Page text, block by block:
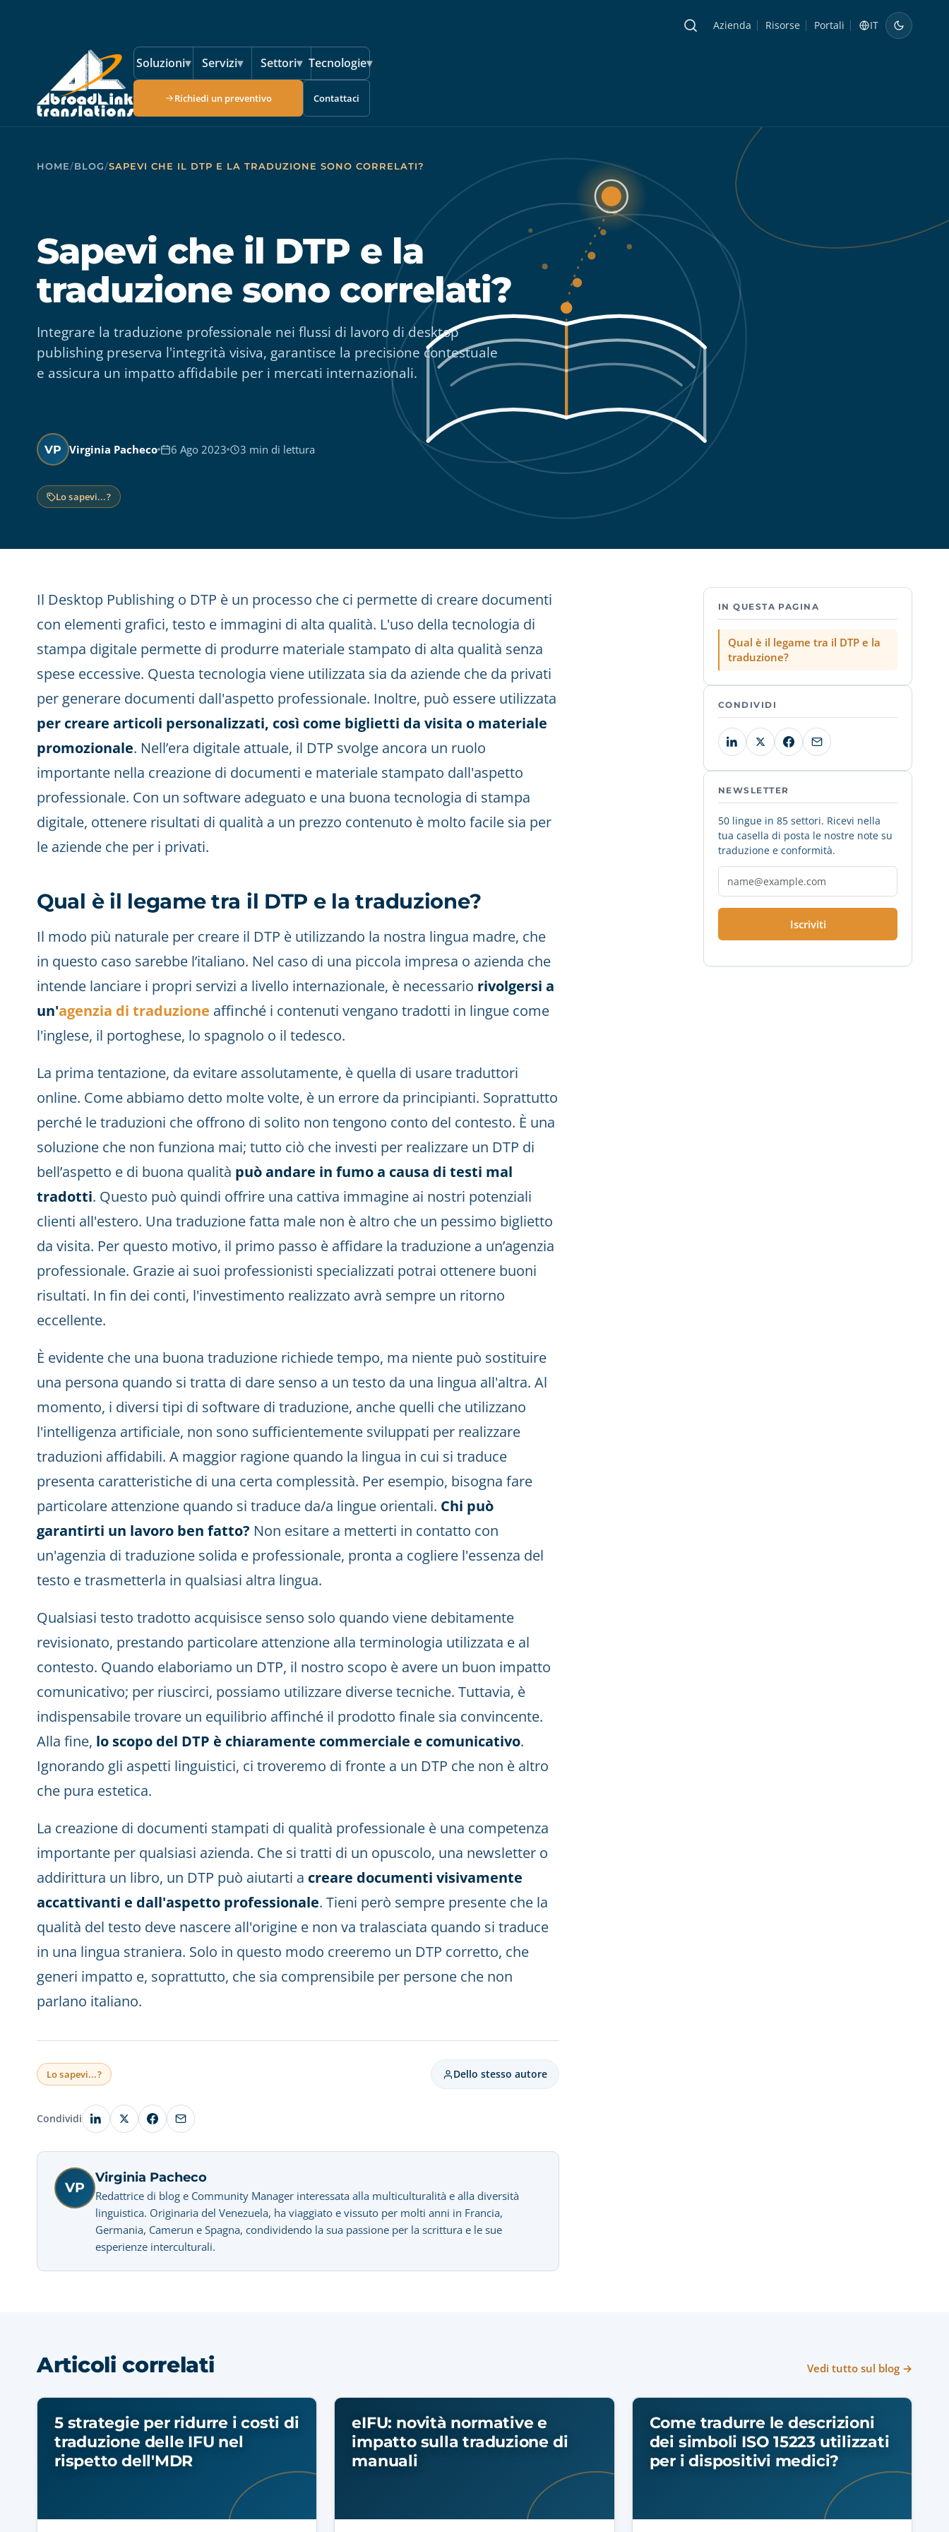
Azienda Risorse Portali IT
Soluzioni▾ Servizi▾ Settori▾ Tecnologie▾
Richiedi un preventivo Contattaci
HOME/BLOG/SAPEVI CHE IL DTP E LA TRADUZIONE SONO CORRELATI?
Sapevi che il DTP e la
traduzione sono correlati?
Integrare la traduzione professionale nei flussi di lavoro di desktop
publishing preserva l'integrità visiva, garantisce la precisione contestuale
e assicura un impatto affidabile per i mercati internazionali.
VP Virginia Pacheco 6 Ago 2023 3 min di lettura
Lo sapevi...?
Il Desktop Publishing o DTP è un processo che ci permette di creare documenti
con elementi grafici, testo e immagini di alta qualità. L'uso della tecnologia di
stampa digitale permette di produrre materiale stampato di alta qualità senza
spese eccessive. Questa tecnologia viene utilizzata sia da aziende che da privati
per generare documenti dall'aspetto professionale. Inoltre, può essere utilizzata
per creare articoli personalizzati, così come biglietti da visita o materiale
promozionale. Nell’era digitale attuale, il DTP svolge ancora un ruolo
importante nella creazione di documenti e materiale stampato dall'aspetto
professionale. Con un software adeguato e una buona tecnologia di stampa
digitale, ottenere risultati di qualità a un prezzo contenuto è molto facile sia per
le aziende che per i privati.
Qual è il legame tra il DTP e la traduzione?
Il modo più naturale per creare il DTP è utilizzando la nostra lingua madre, che
in questo caso sarebbe l’italiano. Nel caso di una piccola impresa o azienda che
intende lanciare i propri servizi a livello internazionale, è necessario rivolgersi a
un'agenzia di traduzione affinché i contenuti vengano tradotti in lingue come
l'inglese, il portoghese, lo spagnolo o il tedesco.
La prima tentazione, da evitare assolutamente, è quella di usare traduttori
online. Come abbiamo detto molte volte, è un errore da principianti. Soprattutto
perché le traduzioni che offrono di solito non tengono conto del contesto. È una
soluzione che non funziona mai; tutto ciò che investi per realizzare un DTP di
bell’aspetto e di buona qualità può andare in fumo a causa di testi mal
tradotti. Questo può quindi offrire una cattiva immagine ai nostri potenziali
clienti all'estero. Una traduzione fatta male non è altro che un pessimo biglietto
da visita. Per questo motivo, il primo passo è affidare la traduzione a un’agenzia
professionale. Grazie ai suoi professionisti specializzati potrai ottenere buoni
risultati. In fin dei conti, l'investimento realizzato avrà sempre un ritorno
eccellente.
È evidente che una buona traduzione richiede tempo, ma niente può sostituire
una persona quando si tratta di dare senso a un testo da una lingua all'altra. Al
momento, i diversi tipi di software di traduzione, anche quelli che utilizzano
l'intelligenza artificiale, non sono sufficientemente sviluppati per realizzare
traduzioni affidabili. A maggior ragione quando la lingua in cui si traduce
presenta caratteristiche di una certa complessità. Per esempio, bisogna fare
particolare attenzione quando si traduce da/a lingue orientali. Chi può
garantirti un lavoro ben fatto? Non esitare a metterti in contatto con
un'agenzia di traduzione solida e professionale, pronta a cogliere l'essenza del
testo e trasmetterla in qualsiasi altra lingua.
Qualsiasi testo tradotto acquisisce senso solo quando viene debitamente
revisionato, prestando particolare attenzione alla terminologia utilizzata e al
contesto. Quando elaboriamo un DTP, il nostro scopo è avere un buon impatto
comunicativo; per riuscirci, possiamo utilizzare diverse tecniche. Tuttavia, è
indispensabile trovare un equilibrio affinché il prodotto finale sia convincente.
Alla fine, lo scopo del DTP è chiaramente commerciale e comunicativo.
Ignorando gli aspetti linguistici, ci troveremo di fronte a un DTP che non è altro
che pura estetica.
La creazione di documenti stampati di qualità professionale è una competenza
importante per qualsiasi azienda. Che si tratti di un opuscolo, una newsletter o
addirittura un libro, un DTP può aiutarti a creare documenti visivamente
accattivanti e dall'aspetto professionale. Tieni però sempre presente che la
qualità del testo deve nascere all'origine e non va tralasciata quando si traduce
in una lingua straniera. Solo in questo modo creeremo un DTP corretto, che
generi impatto e, soprattutto, che sia comprensibile per persone che non
parlano italiano.
Lo sapevi...? Dello stesso autore
Condividi
VP
Virginia Pacheco
Redattrice di blog e Community Manager interessata alla multiculturalità e alla diversità
linguistica. Originaria del Venezuela, ha viaggiato e vissuto per molti anni in Francia,
Germania, Camerun e Spagna, condividendo la sua passione per la scrittura e le sue
esperienze interculturali.
IN QUESTA PAGINA
Qual è il legame tra il DTP e la
traduzione?
CONDIVIDI
NEWSLETTER
50 lingue in 85 settori. Ricevi nella
tua casella di posta le nostre note su
traduzione e conformità.
Iscriviti
Articoli correlati Vedi tutto sul blog →
5 strategie per ridurre i costi di
traduzione delle IFU nel
rispetto dell'MDR
eIFU: novità normative e
impatto sulla traduzione di
manuali
Come tradurre le descrizioni
dei simboli ISO 15223 utilizzati
per i dispositivi medici?